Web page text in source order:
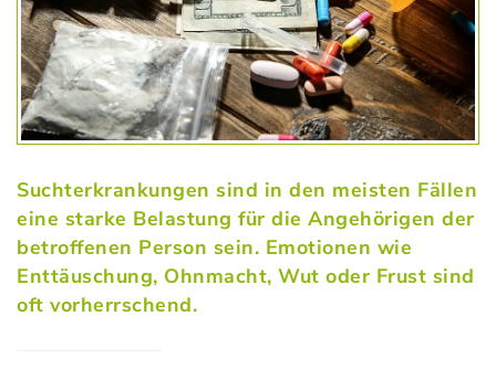
Suchterkrankungen sind in den meisten Fällen
eine starke Belastung für die Angehörigen der
betroffenen Person sein. Emotionen wie
Enttäuschung, Ohnmacht, Wut oder Frust sind
oft vorherrschend.